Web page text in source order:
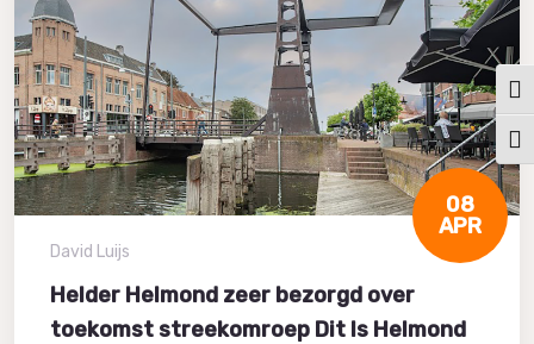
08
APR
David Luijs
Helder Helmond zeer bezorgd over
toekomst streekomroep Dit Is Helmond